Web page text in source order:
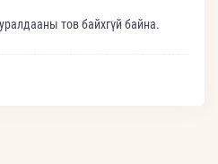
тов байхгүй байна.